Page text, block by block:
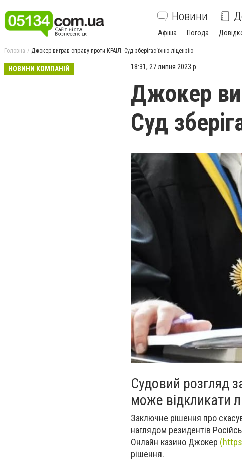
Новини
Афіша Погода
Головна Джокер виграв справу проти КРАІЛ: Суд зберігає їхню ліцензію
НОВИНИ КОМПАНІЙ 18:31, 27 липня 2023 р.
Джокер
Суд
Судовий розгляд
може відкликати
Заключне рішення про
наглядом резидентів
Онлайн казино Джокер
рішення.